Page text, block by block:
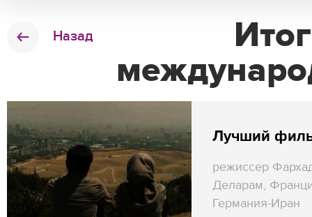
Назад
Лучший
режиссер
Деларам,
Германия-Иран